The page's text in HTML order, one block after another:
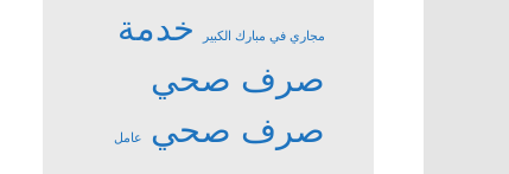
مجاري في مبارك الكبير
خدمة
صرف صحي
صرف صحي
عامل